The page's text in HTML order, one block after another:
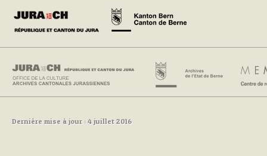
Dernière mise à jour : 4 juillet 2016